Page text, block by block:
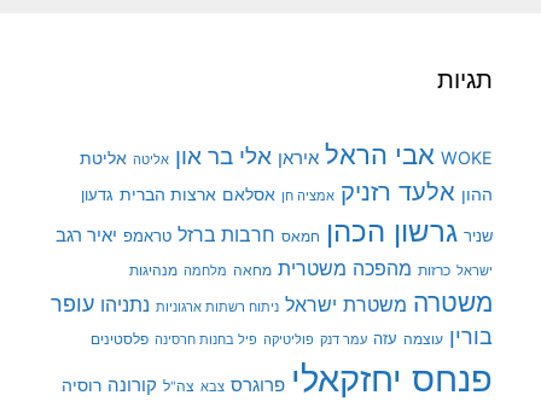
תגיות
WOKE אבי הראל איראן אלי בר און אליטה אליטת
ההון אלעד רזניק אמציה חן אסלאם ארצות הברית גדעון
שניר גרשון הכהן חמאס חרבות ברזל טראמפ יאיר רגב
ישראל כרזות מהפכה משטרית מחאה מלחמה מנהיגות
משטרה משטרת ישראל ניתוח רשתות ארגוניות נתניהו עופר
בורין עוצמה עזה עמר דנק פוליטיקה פיל בחנות חרסינה פלסטינים
פנחס יחזקאלי פרוגרס צבא צה"ל קורונה רוסיה